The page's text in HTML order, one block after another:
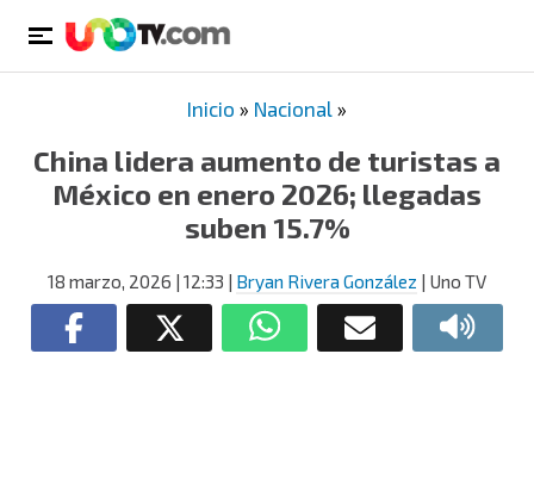
Inicio » Nacional »
China lidera aumento de turistas a
México en enero 2026; llegadas
suben 15.7%
18 marzo, 2026 | 12:33 | Bryan Rivera González | Uno TV